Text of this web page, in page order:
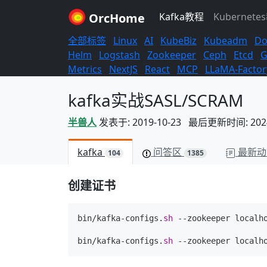
OrcHome Kafka教程
全部标签 Linux AI KubeBiz Kubeadm
Helm
Logstash Zookeeper Ceph Etcd
Metrics
NextJS React MCP LLaMA-
kafka实战SASL/SCRAM
半兽人发表于: 2019-10-23 最后更新时间:
kafka 104 问答区 1385 最新
创建证书
bin/kafka-configs. sh --zookeeper
bin/kafka-configs. sh --zookeeper